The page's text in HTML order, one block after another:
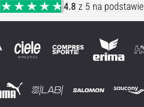
4.8 z 5 na podstawie